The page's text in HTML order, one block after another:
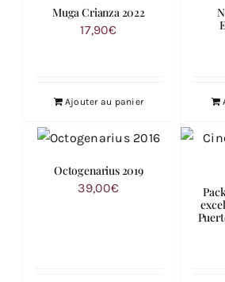
Muga Crianza 2022
17,90€
Ajouter au panier
Octogenarius 2019
39,00€